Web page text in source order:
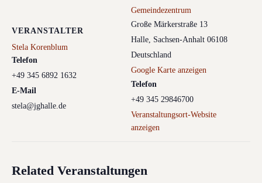
VERANSTALTER
Stela Korenblum
Telefon
+49 345 6892 1632
E-Mail
stela@jghalle.de
Gemeindezentrum
Große Märkerstraße 13
Halle, Sachsen-Anhalt 06108
Deutschland
Google Karte anzeigen
Telefon
+49 345 29846700
Veranstaltungsort-Website
anzeigen
Related Veranstaltungen